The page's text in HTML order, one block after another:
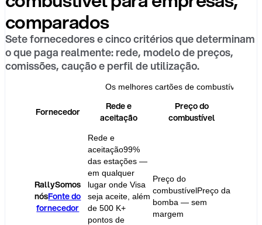
comparados
Sete fornecedores e cinco critérios que determinam
o que paga realmente: rede, modelo de preços,
comissões, caução e perfil de utilização.
Os melhores cartões de combustível
Fornecedor
Rede e
aceitação
Preço do
combustível
RallySomos
nósFonte do
fornecedor
Rede e
aceitação99%
das estações —
em qualquer
lugar onde Visa
seja aceite, além
de 500 K+
pontos de
Preço do
combustívelPreço da
bomba — sem
margem